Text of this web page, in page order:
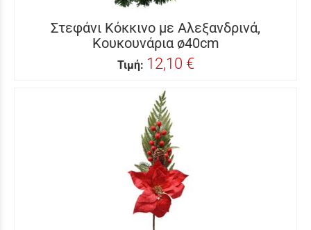
Στεφάνι Κόκκινο με Αλεξανδρινά,
Κουκουνάρια ø40cm
Τιμή: 12,10 €